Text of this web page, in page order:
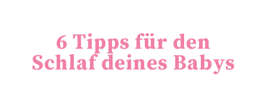
st
6 Tipps für den
Schlaf deines Babys